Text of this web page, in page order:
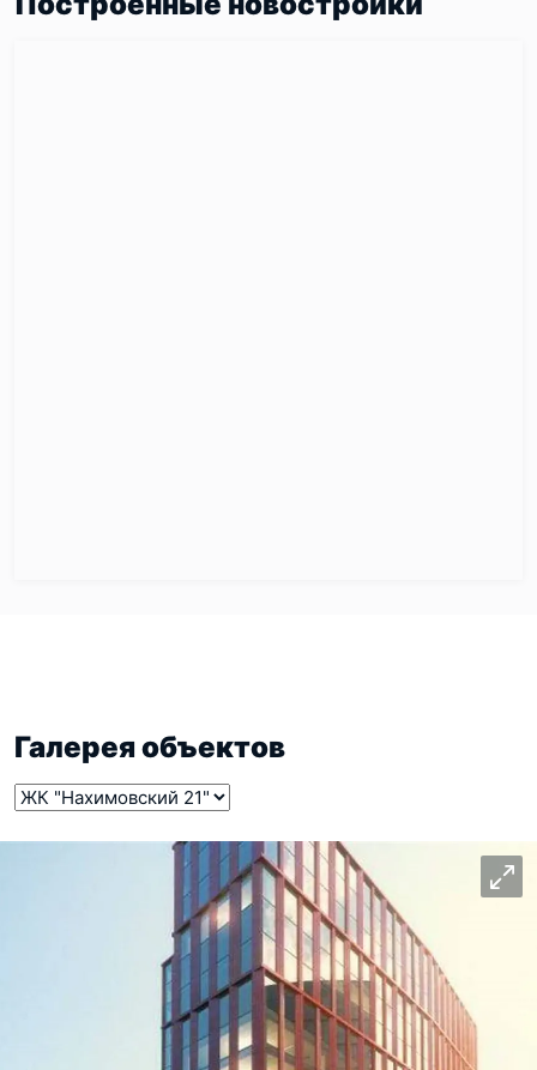
Галерея объектов